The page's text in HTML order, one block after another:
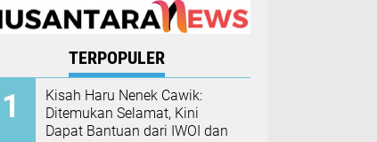
TERPOPULER
Kisah Haru Nenek Cawik:
Ditemukan Selamat, Kini
Dapat Bantuan dari IWOI dan